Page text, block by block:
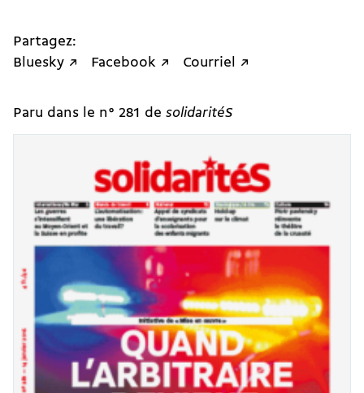
Partagez:
Bluesky ↗
Facebook ↗ Courriel ↗
Paru dans le n° 281 de solidaritéS